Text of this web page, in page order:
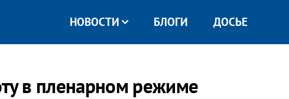
НОВОСТИ БЛОГИ ДОСЬЕ
в пленарном режиме